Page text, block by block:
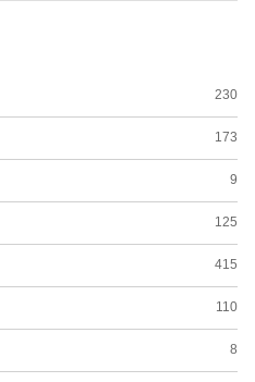
230
173
9
125
415
110
8